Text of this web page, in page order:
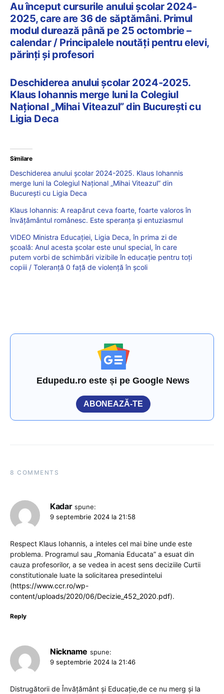
Au început cursurile anului școlar 2024-
2025, care are 36 de săptămâni. Primul
modul durează până pe 25 octombrie –
calendar / Principalele noutăți pentru elevi,
părinți și profesori
Deschiderea anului școlar 2024-2025.
Klaus Iohannis merge luni la Colegiul
Național „Mihai Viteazul” din București cu
Ligia Deca
Similare
Deschiderea anului școlar 2024-2025. Klaus Iohannis
merge luni la Colegiul Național „Mihai Viteazul” din
București cu Ligia Deca
Klaus Iohannis: A reapărut ceva foarte, foarte valoros în
învățământul românesc. Este speranța și entuziasmul
VIDEO Ministra Educației, Ligia Deca, în prima zi de
școală: Anul acesta școlar este unul special, în care
putem vorbi de schimbări vizibile în educație pentru toți
copiii / Toleranță 0 față de violență în școli
Edupedu.ro este și pe Google News
ABONEAZĂ-TE
8 COMMENTS
Kadar spune:
9 septembrie 2024 la 21:58
Respect Klaus Iohannis, a inteles cel mai bine unde este
problema. Programul sau „Romania Educata” a esuat din
cauza profesorilor, a se vedea in acest sens deciziile Curtii
constitutionale luate la solicitarea presedintelui
(https://www.ccr.ro/wp-
content/uploads/2020/06/Decizie_452_2020.pdf).
Reply
Nickname spune:
9 septembrie 2024 la 21:46
Distrugătorii de Învățământ și Educație,de ce nu merg și la